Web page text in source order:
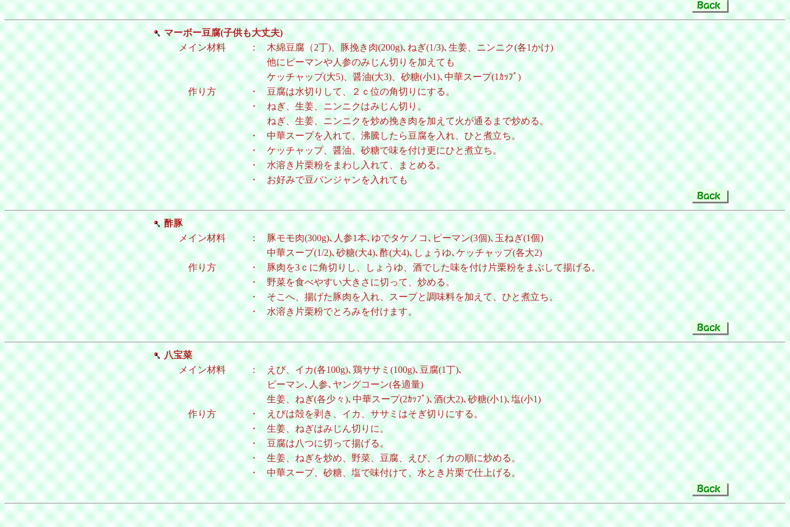
マーボー豆腐(子供も大丈夫)
メイン材料
：
木綿豆腐（2丁)、豚挽き肉(200g)､ねぎ(1/3)､生姜、ニンニク(各1かけ)
他にピーマンや人参のみじん切りを加えても
ケッチャップ(大5)、醤油(大3)、砂糖(小1)､中華スープ(1ｶｯﾌﾟ)
作り方
・
豆腐は水切りして、２ｃ位の角切りにする。
・
ねぎ、生姜、ニンニクはみじん切り。
ねぎ、生姜、ニンニクを炒め挽き肉を加えて火が通るまで炒める。
・
中華スープを入れて、沸騰したら豆腐を入れ、ひと煮立ち。
・
ケッチャップ、醤油、砂糖で味を付け更にひと煮立ち。
・
水溶き片栗粉をまわし入れて、まとめる。
・
お好みで豆バンジャンを入れても
酢豚
メイン材料
：
豚モモ肉(300g)､人参1本､ゆでタケノコ､ピーマン(3個)､玉ねぎ(1個)
中華スープ(1/2)､砂糖(大4)､酢(大4)､しょうゆ､ケッチャップ(各大2)
作り方
・
豚肉を3ｃに角切りし、しょうゆ、酒でした味を付け片栗粉をまぶして揚げる。
・
野菜を食べやすい大きさに切って、炒める。
・
そこへ、揚げた豚肉を入れ、スープと調味料を加えて、ひと煮立ち。
・
水溶き片栗粉でとろみを付けます。
八宝菜
メイン材料
：
えび、イカ(各100g)､鶏ササミ(100g)､豆腐(1丁)､
ピーマン､人参､ヤングコーン(各適量)
生姜、ねぎ(各少々)､中華スープ(2ｶｯﾌﾟ)､酒(大2)､砂糖(小1)､塩(小1)
作り方
・
えびは殻を剥き、イカ、ササミはそぎ切りにする。
・
生姜、ねぎはみじん切りに。
・
豆腐は八つに切って揚げる。
・
生姜、ねぎを炒め、野菜、豆腐、えび、イカの順に炒める。
・
中華スープ、砂糖、塩で味付けて、水とき片栗で仕上げる。